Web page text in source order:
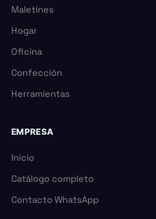
Maletines
Hogar
Oficina
Confección
Herramientas
EMPRESA
Inicio
Catálogo completo
Contacto WhatsApp